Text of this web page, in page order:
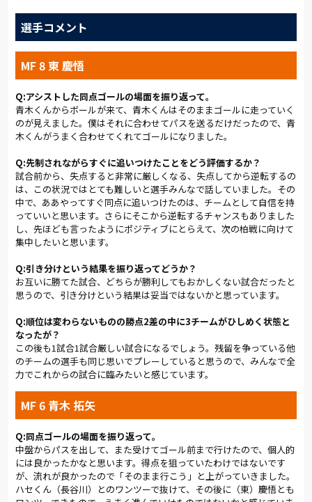
を弾き出した。その後もアルディージャは渡邉、清水（慎）と攻
撃的なカードを切るが、大きく流れを変えるには至らない。最
込んだ渡邉が清水（慎）との連携から突破。落ち着いて右足を
振り抜いたが、シュートは相手ＧＫの正面を突いた。後半だけ
で８本のシュートを放ちながら、最後まで新潟の厚い壁を崩せ
ず１－１で試合を終えた。
勝たなければいけない試合だった。しかし、勝点１は獲得し
た。残留を争う新潟に勝点３を与えなかったという意味でも、
最低限の結果は残したと言える。「同点に追いついたことは、
チームとして自信を持てる。次の柏戦に向けて、ポジティブにと
らえたい」と東。下平も「もちろん勝点３が取れたらよかった
が、まだ試合は残っている。次の柏戦に向けていい準備をした
い」と気持ちを切り替えた。今シーズンは残り５試合。クライ
マックスに向けて、「大宮共闘」は続く。
(総評: 岩本 勝暁 ／写真:早草 紀子)
選手コメント
MF 8 東 慶悟
Q:アシストした同点ゴールの場面を振り返って。
青木くんからボールが来て、青木くんはそのままゴールに走っていく
のが見えました。僕はそれに合わせてパスを送るだけだったので、青
木くんがうまく合わせてくれてゴールになりました。
Q:先制されながらすぐに追いつけたことをどう評価するか？
試合前から、失点すると非常に厳しくなる、失点してから逆転するの
は、この状況ではとても難しいと選手みんなで話していました。その
中で、ああやってすぐ同点に追いつけたのは、チームとして自信を持
っていいと思います。さらにそこから逆転するチャンスもありました
し、先ほども言ったようにポジティブにとらえて、次の柏戦に向けて
集中したいと思います。
Q:引き分けという結果を振り返ってどうか？
お互いに勝てた試合、どちらが勝利してもおかしくない試合だったと
思うので、引き分けという結果は妥当ではないかと思っています。
Q:順位は変わらないものの勝点2差の中に3チームがひしめく状態と
なったが？
この後も1試合1試合厳しい試合になるでしょう。残留を争っている他
のチームの選手も同じ思いでプレーしていると思うので、みんなで全
力でこれからの試合に臨みたいと感じています。
MF 6 青木 拓矢
Q:同点ゴールの場面を振り返って。
中盤からパスを出して、また受けてゴール前まで行けたので、個人的
には良かったかなと思います。得点を狙っていたわけではないです
が、流れが良かったので「そのまま行こう」と上がっていきました。
ハセくん（長谷川）とのワンツーで抜けて、その後に（東）慶悟とも